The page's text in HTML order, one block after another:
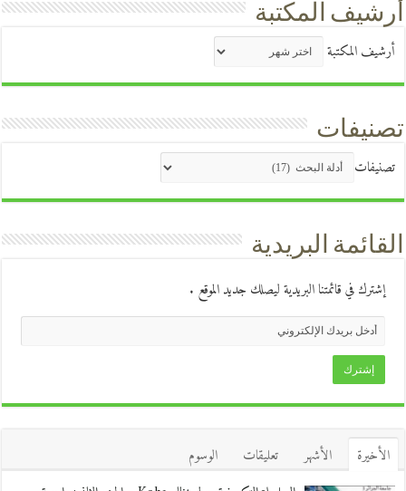
أرشيف المكتبة
أرشيف المكتبة
تصنيفات
تصنيفات
القائمة البريدية
إشترك في قائمتنا البريدية ليصلك جديد الموقع .
الأخيرة الأشهر تعليقات
الوسوم